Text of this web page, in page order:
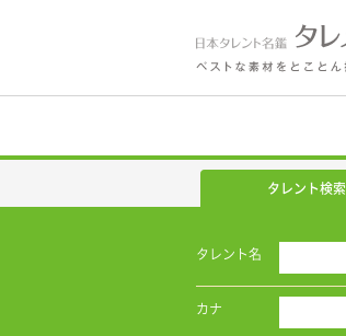
タレント検索
タレント名
カナ